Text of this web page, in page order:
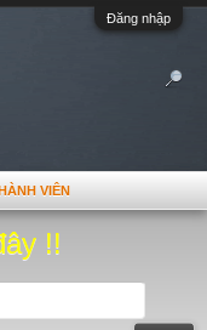
Đăng nhập
!!
VIÊN